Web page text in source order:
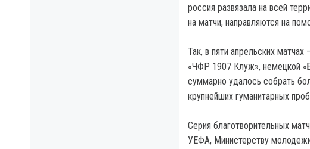
россия развязала на всей
на матчи, направляются на
Так, в пяти апрельских
«ЧФР 1907 Клуж», немецкой
суммарно удалось собрать
крупнейших гуманитарных
Серия благотворительных
УЕФА, Министерству